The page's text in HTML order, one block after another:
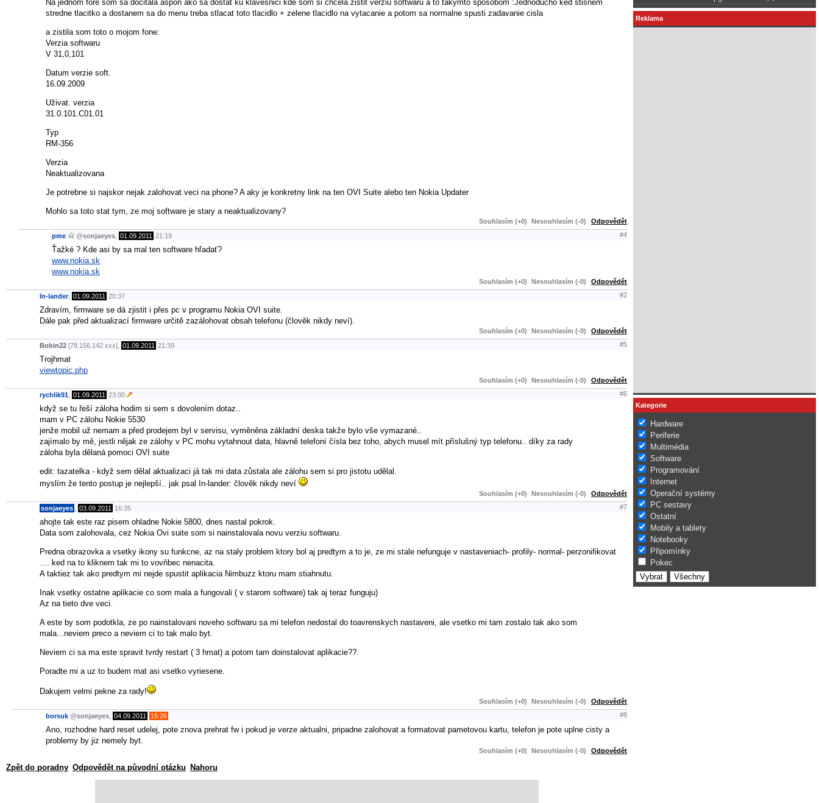
Na jednom fore som sa docitala aspon ako sa dostat ku klavesnici kde som si chcela zistit verziu softwaru a to takymto sposobom :Jednoducho ked stisnem
stredne tlacitko a dostanem sa do menu treba stlacat toto tlacidlo + zelene tlacidlo na vytacanie a potom sa normalne spusti zadavanie cisla
a zistila som toto o mojom fone:
Verzia softwaru
V 31,0,101
Datum verzie soft.
16.09.2009
Uživat. verzia
31.0.101.C01.01
Typ
RM-356
Verzia
Neaktualizovana
Je potrebne si najskor nejak zalohovat veci na phone? A aky je konkretny link na ten OVI Suite alebo ten Nokia Updater
Mohlo sa toto stat tym, ze moj software je stary a neaktualizovany?
Souhlasím (+0) Nesouhlasím (-0) Odpovědět
pme @sonjaeyes 01.09.2011 21:19 #4
Ťažké ? Kde asi by sa mal ten software hľadať?
www.nokia.sk
www.nokia.sk
Souhlasím (+0) Nesouhlasím (-0) Odpovědět
In-lander, 01.09.2011 20:37 #2
Zdravím, firmware se dá zjistit i přes pc v programu Nokia OVI suite.
Dále pak před aktualizací firmware určitě zazálohovat obsah telefonu (člověk nikdy neví).
Souhlasím (+0) Nesouhlasím (-0) Odpovědět
Bobin22 [78.156.142.xxx], 01.09.2011 21:39 #5
Trojhmat
viewtopic.php
Souhlasím (+0) Nesouhlasím (-0) Odpovědět
rychlik91 01.09.2011 23:00 #6
když se tu řeší záloha hodim si sem s dovolením dotaz..
mam v PC zálohu Nokie 5530
jenže mobil už nemam a před prodejem byl v servisu, vyměněna základní deska takže bylo vše vymazané..
zajímalo by mě, jestli nějak ze zálohy v PC mohu vytahnout data, hlavně telefoní čísla bez toho, abych musel mít příslušný typ telefonu.. díky za rady
záloha byla dělaná pomoci OVI suite
edit: tazatelka - když sem dělal aktualizaci já tak mi data zůstala ale zálohu sem si pro jistotu udělal.
myslím že tento postup je nejlepší.. jak psal In-lander: člověk nikdy neví
Souhlasím (+0) Nesouhlasím (-0) Odpovědět
sonjaeyes 03.09.2011 16:35 #7
ahojte tak este raz pisem ohladne Nokie 5800, dnes nastal pokrok.
Data som zalohovala, cez Nokia Ovi suite som si nainstalovala novu verziu softwaru.
Predna obrazovka a vsetky ikony su funkcne, az na staly problem ktory bol aj predtym a to je, ze mi stale nefunguje v nastaveniach- profily- normal- perzonifikovat
.... ked na to kliknem tak mi to vovňbec nenacita.
A taktiez tak ako predtym mi nejde spustit aplikacia Nimbuzz ktoru mam stiahnutu.
Inak vsetky ostatne aplikacie co som mala a fungovali ( v starom software) tak aj teraz funguju)
Az na tieto dve veci.
A este by som podotkla, ze po nainstalovani noveho softwaru sa mi telefon nedostal do toavrenskych nastaveni, ale vsetko mi tam zostalo tak ako som
mala...neviem preco a neviem ci to tak malo byt.
Neviem ci sa ma este spravit tvrdy restart ( 3 hmat) a potom tam doinstalovat aplikacie??.
Poradte mi a uz to budem mat asi vsetko vyriesene.
Dakujem velmi pekne za rady!
Souhlasím (+0) Nesouhlasím (-0) Odpovědět
borsuk @sonjaeyes 04.09.2011 15:26 #8
Ano, rozhodne hard reset udelej, pote znova prehrat fw i pokud je verze aktualni, pripadne zalohovat a formatovat pametovou kartu, telefon je pote uplne cisty a
problemy by jiz nemely byt.
Souhlasím (+0) Nesouhlasím (-0) Odpovědět
Zpět do poradny Odpovědět na původní otázku Nahoru
Reklama
Kategorie
Hardware
Periferie
Multimédia
Software
Programování
Internet
Operační systémy
PC sestavy
Ostatní
Mobily a tablety
Notebooky
Připomínky
Pokec